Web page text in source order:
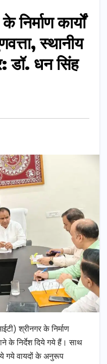
कार्यों
स्थानीय
डॉ. धन सिंह
श्रीनगर के निर्माण
के निर्देश दिये गये हैं। साथ
गये वायदों के अनुरूप